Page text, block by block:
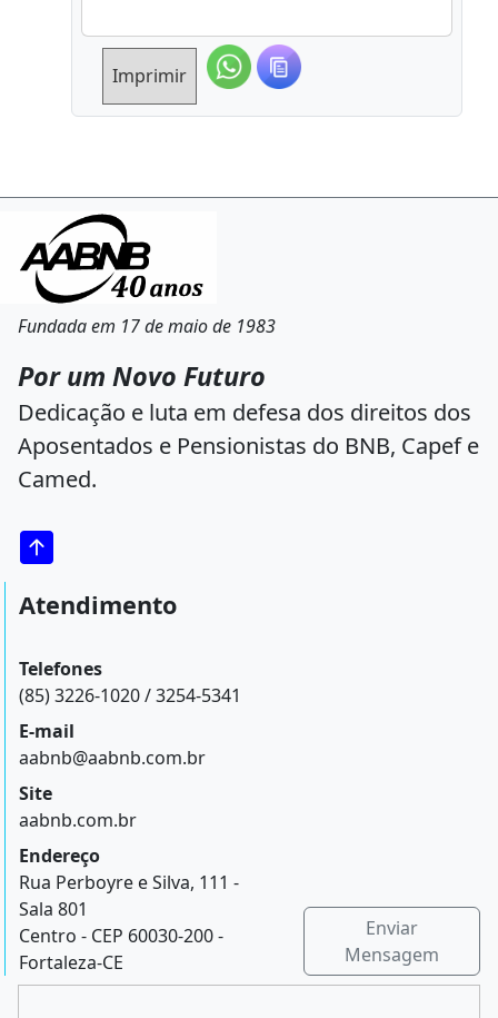
Imprimir
Fundada em 17 de maio de 1983
Por um Novo Futuro
Dedicação e luta em defesa dos direitos dos
Aposentados e Pensionistas do BNB, Capef e
Camed.
Atendimento
Telefones
(85) 3226-1020 / 3254-5341
E-mail
aabnb@aabnb.com.br
Site
aabnb.com.br
Endereço
Rua Perboyre e Silva, 111 -
Sala 801
Centro - CEP 60030-200 -
Fortaleza-CE
Enviar
Mensagem